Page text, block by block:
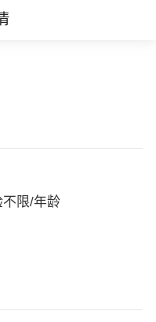
限/年龄